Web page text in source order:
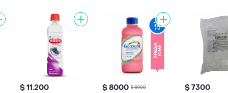
$ 11.200 $ 8000 $ 8900 $ 7300